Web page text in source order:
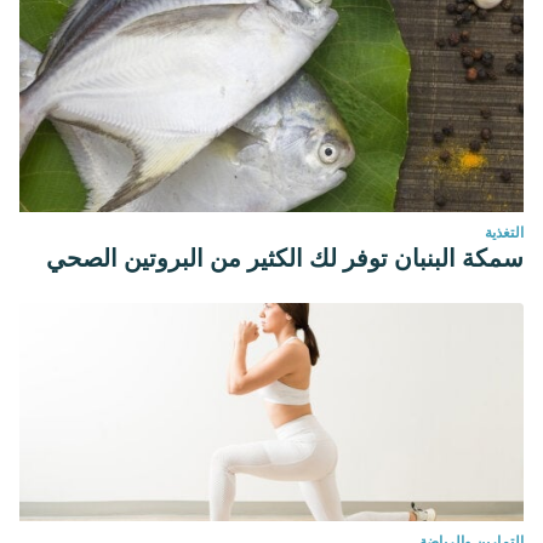
https://doi.org/10.1002/j.1532-2149.2011.00057.x.
التغذية
سمكة البنبان توفر لك الكثير من البروتين الصحي